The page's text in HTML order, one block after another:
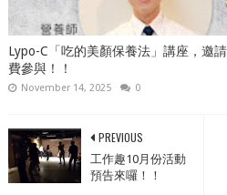
Lypo-C「吃的美顏保養法」講座，邀
費參與！！
November 14, 2025 0
PREVIOUS
工作趣10月份活動
預告來囉！！